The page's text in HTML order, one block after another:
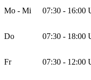
Mo - Mi 07:30 - 16:00
Do 07:30 - 18:00
Fr 07:30 - 12:00